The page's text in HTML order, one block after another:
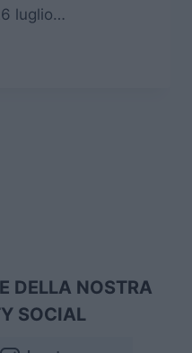
luglio…
DELLA NOSTRA
SOCIAL